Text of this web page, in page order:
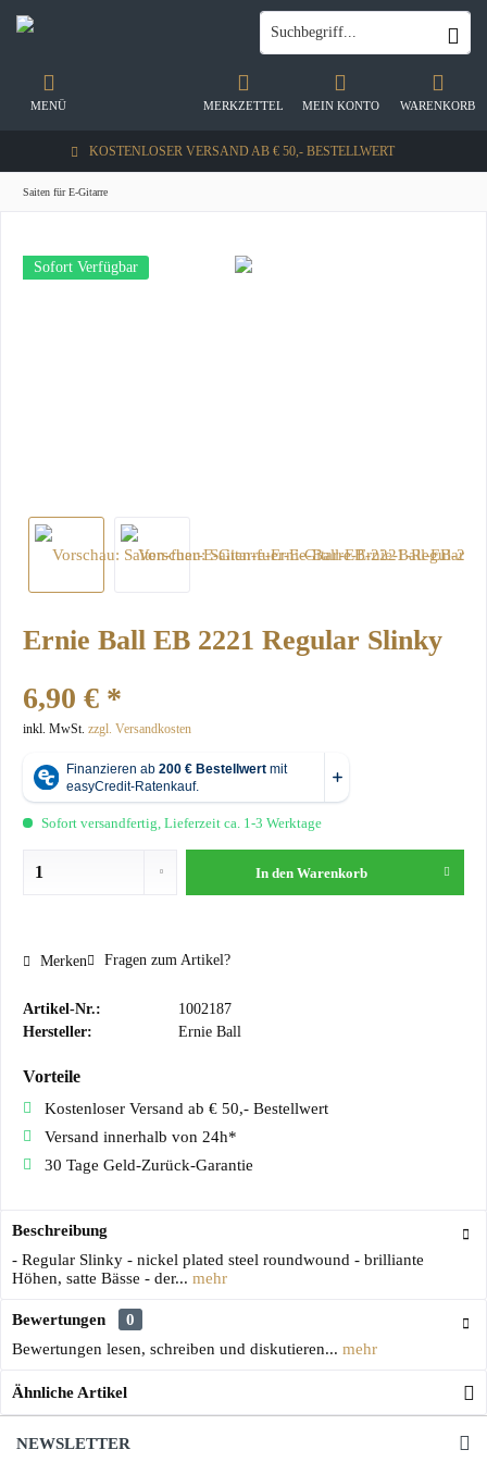
KOSTENLOSER VERSAND AB € 50,- BESTELLWERT
WARENKORB
MERKZETTEL MEIN KONTO
MENÜ
Saiten für E-Gitarre
Sofort Verfügbar
Ernie Ball EB 2221 Regular Slinky
6,90 € *
inkl. MwSt. zzgl. Versandkosten
Sofort versandfertig, Lieferzeit ca. 1-3 Werktage
In den Warenkorb
Merken Fragen zum Artikel?
Artikel-Nr.:
1002187
Hersteller:
Ernie Ball
Vorteile
Kostenloser Versand ab € 50,- Bestellwert
Versand innerhalb von 24h*
30 Tage Geld-Zurück-Garantie
Beschreibung
- Regular Slinky - nickel plated steel roundwound - brilliante
Höhen, satte Bässe - der... mehr
Bewertungen
0
Bewertungen lesen, schreiben und diskutieren... mehr
Ähnliche Artikel
NEWSLETTER